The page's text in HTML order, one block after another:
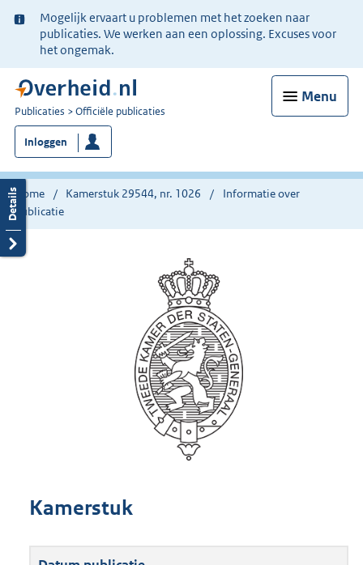
Ter
informatie:
Mogelijk ervaart u problemen met het zoeken naar
publicaties. We werken aan een oplossing. Excuses voor
het ongemak.
Menu
U
bent
nu
hier:
Publicaties Officiële publicaties
Inloggen
Home Kamerstuk 29544, nr. 1026
Informatie over
publicatie
Kamerstuk